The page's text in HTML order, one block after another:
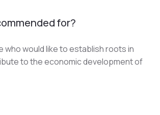
for?
who would like to establish roots in
to the economic development of